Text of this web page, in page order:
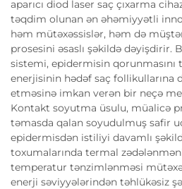
aparıcı diod laser saç çıxarma
təqdim olunan ən əhəmiyyətli
həm mütəxəssislər, həm də
prosesini əsaslı şəkildə dəyişdirir.
sistemi, epidermisin qorunmasını
enerjisinin hədəf saç follikullarına
etməsinə imkan verən bir neçə
Kontakt soyutma üsulu, müalicə
təmasda qalan soyudulmuş safir
epidermisdən istiliyi davamlı
toxumalarında termal zədələnməni
temperatur tənzimlənməsi
enerji səviyyələrindən təhlükəsiz